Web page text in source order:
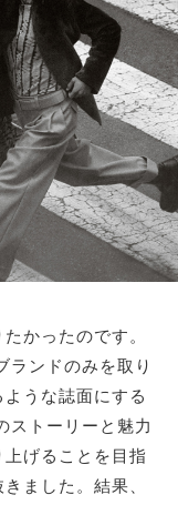
かったのです。
ランドのみを取り
うな誌面にする
ストーリーと魅力
げることを目指
ました。結果、